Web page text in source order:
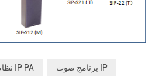
نظام IP PA برنامج صوت IP